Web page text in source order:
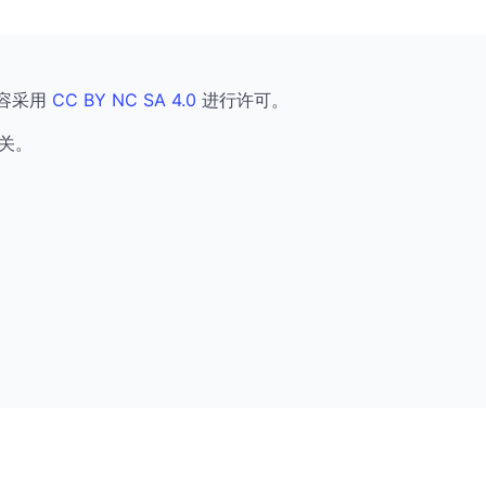
采用 CC BY NC SA 4.0 进行许可。
。